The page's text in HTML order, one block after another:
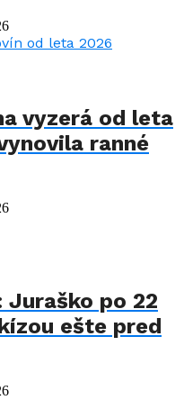
vyzerá od leta
ranné
Juraško po 22
ešte pred